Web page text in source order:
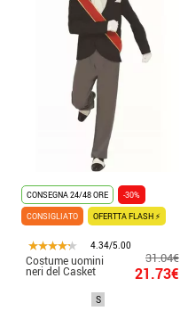
CONSEGNA 24/48 ORE
-30%
CONSIGLIATO
OFERTTA FLASH ⚡
4.34/5.00
Costume uomini
neri del Casket
31.04€
21.73€
S